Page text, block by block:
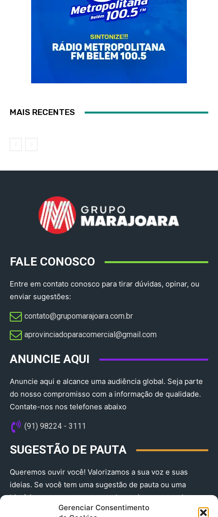
Gerenciar Consentimento
MAIS RECENTES
FALE CONOSCO
Entre em contato conosco para tirar dúvidas, opinar, ou
enviar sugestões:
contato@grupomarajoara.com.br
aprovinciadoparacomercial@gmail.com​
ANUNCIE AQUI
Anuncie aqui e alcance uma audiência global. Seja parte
do nosso compromisso com a informação de qualidade.
Contate-nos nos telefones abaixo
(91) 98224 - 3111
SUGESTÃO DE PAUTA
Queremos ouvir você! Valorizamos a sua voz e suas
ideias. Se você tem uma sugestão de pauta ou uma
história que merece ser contada, envie-nos agora!